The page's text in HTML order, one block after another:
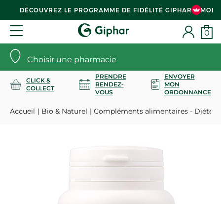
DÉCOUVREZ LE PROGRAMME DE FIDÉLITÉ GIPHAR & MOI
Choisir une pharmacie
0
CLICK &
COLLECT
PRENDRE
RENDEZ-
VOUS
ENVOYER
MON
ORDONNANCE
Accueil Bio & Naturel Compléments alimentaires -